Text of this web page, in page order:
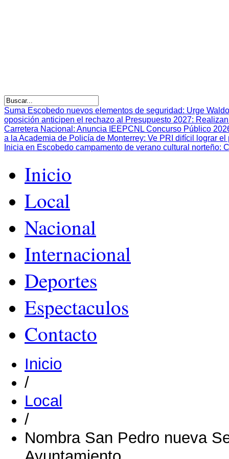
Suma Escobedo nuevos elementos de seguridad: Urge
oposición anticipen el rechazo al Presupuesto 2027:
Carretera Nacional : Anuncia IEEPCNL Concurso Público
a la Academia de Policía de Monterrey: Ve PRI difícil lograr el
Inicia en Escobedo campamento de verano cultural norteño:
Inicio
Local
Nacional
Internacional
Deportes
Espectaculos
Contacto
Inicio
/
Local
/
Nombra San Pedro nueva